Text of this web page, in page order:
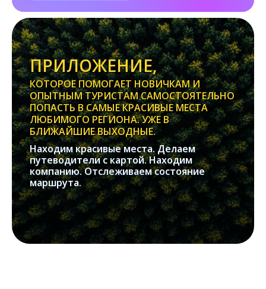
ПРИЛОЖЕНИЕ,
КОТОРОЕ ПОМОГАЕТ НОВИЧКАМ И
ОПЫТНЫМ ТУРИСТАМ САМОСТОЯТЕЛЬНО
ПОПАСТЬ В САМЫЕ КРАСИВЫЕ МЕСТА
ЛЮБИМОГО РЕГИОНА. УЖЕ В
БЛИЖАЙШИЕ ВЫХОДНЫЕ.
Находим красивые места. Делаем
путеводители с картой. Находим
компанию. Отслеживаем состояние
маршрута.